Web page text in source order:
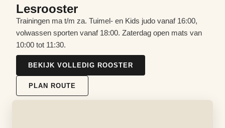
Lesrooster
Trainingen ma t/m za. Tuimel- en Kids judo vanaf 16:00,
volwassen sporten vanaf 18:00. Zaterdag open mats van
10:00 tot 11:30.
BEKIJK VOLLEDIG ROOSTER
PLAN ROUTE